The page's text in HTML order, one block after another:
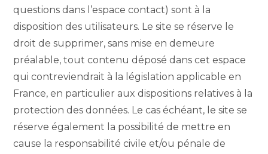
questions dans l’espace contact) sont à la
disposition des utilisateurs. Le site se réserve le
droit de supprimer, sans mise en demeure
préalable, tout contenu déposé dans cet espace
qui contreviendrait à la législation applicable en
France, en particulier aux dispositions relatives à la
protection des données. Le cas échéant, le site se
réserve également la possibilité de mettre en
cause la responsabilité civile et/ou pénale de